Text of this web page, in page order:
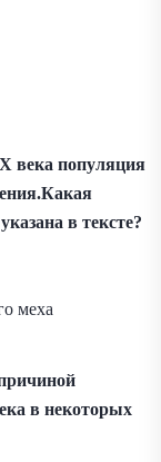
века популяция
в тексте?
меха
в некоторых